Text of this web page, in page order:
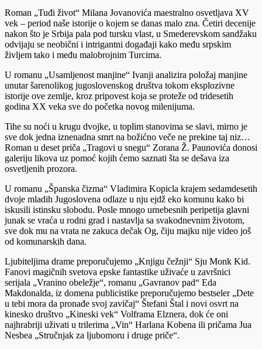
Roman „Tuđi život“ Milana Jovanovića maestralno osvetljava XV
vek – period naše istorije o kojem se danas malo zna. Četiri decenije
nakon što je Srbija pala pod tursku vlast, u Smederevskom sandžaku
odvijaju se neobični i intrigantni događaji kako među srpskim
življem tako i među malobrojnim Turcima.
U romanu „Usamljenost manjine“ Ivanji analizira položaj manjine
unutar šarenolikog jugoslovenskog društva tokom eksplozivne
istorije ove zemlje, kroz pripovest koja se proteže od tridesetih
godina XX veka sve do početka novog milenijuma.
Tihe su noći u krugu dvojke, u toplim stanovima se slavi, mirno je
sve dok jedna iznenadna smrt na božićno veče ne prekine taj niz…
Roman u deset priča „Tragovi u snegu“ Zorana Ž. Paunovića donosi
galeriju likova uz pomoć kojih ćemo saznati šta se dešava iza
osvetljenih prozora.
U romanu „Španska čizma“ Vladimira Kopicla krajem sedamdesetih
dvoje mladih Jugoslovena odlaze u nju ejdž eko komunu kako bi
iskusili istinsku slobodu. Posle mnogo urnebesnih peripetija glavni
junak se vraća u rodni grad i nastavlja sa svakodnevnim životom,
sve dok mu na vrata ne zakuca dečak Og, čiju majku nije video još
od komunarskih dana.
Ljubiteljima drame preporučujemo „Knjigu čežnji“ Sju Monk Kid.
Fanovi magičnih svetova epske fantastike uživaće u završnici
serijala „Vranino obeležje“, romanu „Gavranov pad“ Eda
Makdonalda, iz domena publicistike preporučujemo bestseler „Dete
u tebi mora da pronađe svoj zavičaj“ Štefani Štal i novi osvrt na
kinesko društvo „Kineski vek“ Volframa Elznera, dok će oni
najhrabriji uživati u trilerima „Vin“ Harlana Kobena ili pričama Jua
Nesbea „Stručnjak za ljubomoru i druge priče“.